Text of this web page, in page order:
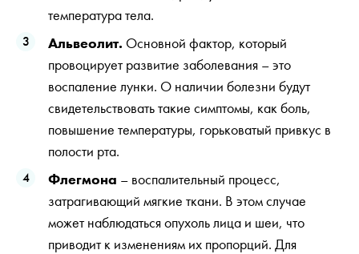
температура тела.
Альвеолит. Основной фактор, который
провоцирует развитие заболевания – это
воспаление лунки. О наличии болезни будут
свидетельствовать такие симптомы, как боль,
повышение температуры, горьковатый привкус в
полости рта.
Флегмона – воспалительный процесс,
затрагивающий мягкие ткани. В этом случае
может наблюдаться опухоль лица и шеи, что
приводит к изменениям их пропорций. Для